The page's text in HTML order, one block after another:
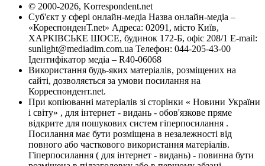
© 2000-2026, Korrespondent.net
Суб'єкт у сфері онлайн-медіа Назва онлайн-медіа –
«КореспонденТ.net» Адреса: 02091, місто Київ,
ХАРКІВСЬКЕ ШОСЕ, будинок 172-Б, офіс 208/1 E-mail:
sunlight@mediadim.com.ua Телефон: 044-205-43-00
Ідентифікатор медіа – R40-06068
Використання будь-яких матеріалів, розміщених на
сайті, дозволяється за умови посилання на
Корреспондент.net.
При копіюванні матеріалів зі сторінки « Новини України
і світу» , для інтернет - видань - обов'язкове пряме
відкрите для пошукових систем гіперпосилання .
Посилання має бути розміщена в незалежності від
повного або часткового використання матеріалів.
Гіперпосилання ( для інтернет - видань) - повинна бути